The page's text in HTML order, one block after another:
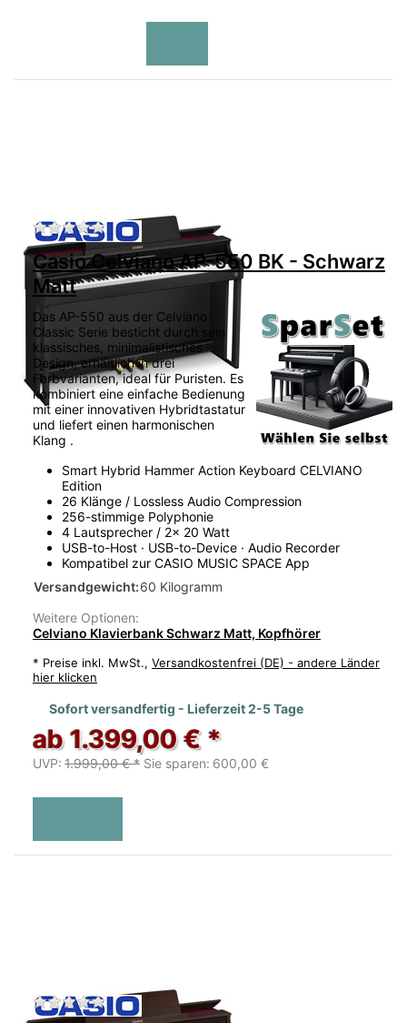
Zu diesem Produkt liegen noch keine
Casio Celviano AP-550 BK - Schwarz
Matt
Das AP-550 aus der Celviano
Classic Serie besticht durch sein
klassisches, minimalistisches
Design, erhältlich in drei
Farbvarianten, ideal für Puristen. Es
kombiniert eine einfache Bedienung
mit einer innovativen Hybridtastatur
und liefert einen harmonischen
Klang .
Smart Hybrid Hammer Action Keyboard CELVIANO
Edition
26 Klänge / Lossless Audio Compression
256-stimmige Polyphonie
4 Lautsprecher / 2x 20 Watt
USB-to-Host · USB-to-Device · Audio Recorder
Kompatibel zur CASIO MUSIC SPACE App
Versandgewicht:60 Kilogramm
Weitere Optionen:
Celviano Klavierbank Schwarz Matt, Kopfhörer
* Preise inkl. MwSt., Versandkostenfrei (DE) - andere Länder
hier klicken
Sofort versandfertig - Lieferzeit 2-5 Tage
ab 1.399,00 € *
UVP: 1.999,00 € * Sie sparen: 600,00 €
Zu diesem Produkt liegen noch keine